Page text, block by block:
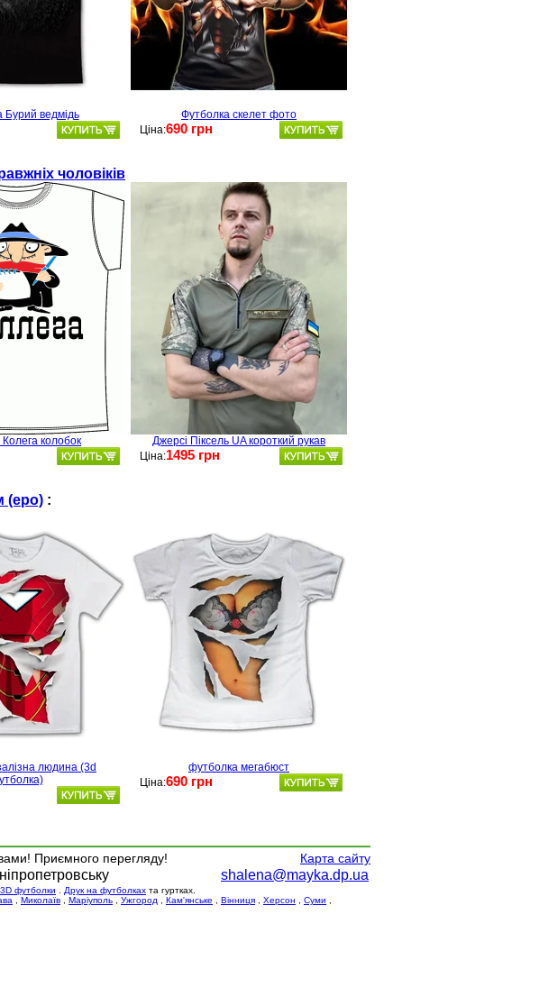
Бурий ведмідь
Футболка скелет фото
Ціна:690 грн
чоловіків
колобок
Джерсі Піксель UA короткий рукав
Ціна:1495 грн
(еро) :
людина (3d
футболка мегабюст
Ціна:690 грн
Карта сайту
Приємного перегляду!
shalena@mayka.dp.ua
футболки Друк на футболках та гуртках.
Миколаїв Маріуполь Ужгород Кам'янське Вінниця Херсон Суми